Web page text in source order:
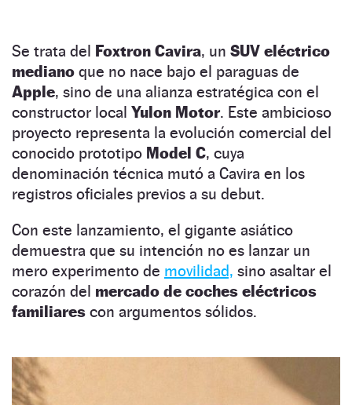
Se trata del Foxtron Cavira, un SUV eléctrico
mediano que no nace bajo el paraguas de
Apple, sino de una alianza estratégica con el
constructor local Yulon Motor. Este ambicioso
proyecto representa la evolución comercial del
conocido prototipo Model C, cuya
denominación técnica mutó a Cavira en los
registros oficiales previos a su debut.
Con este lanzamiento, el gigante asiático
demuestra que su intención no es lanzar un
mero experimento de movilidad, sino asaltar el
corazón del mercado de coches eléctricos
familiares con argumentos sólidos.